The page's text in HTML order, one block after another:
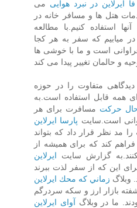
فا ایرلاین در نبرد هوایی می
هتل ها و مسافر خانه در
استفاده کنیم.با مطالعه
در میابیم که سفر به هر کجا
است و ما با خوشی ها
دیدگاهی متفاوت را در حوزه
همه قابل استفاده است.به
حال حرکت مسافرت برای هر
است.سایت پارسا ایرلاین
را مد نظر قرار داد که بتواند
کند که برای همیشه از
گزارش سایت ایرلاین
این که از سفر لذت ببرند
وبلاگ زماني كه محك ايرلاين
بازار ارز و سکه سردرگم
ما در وبلاگ آوای ایرلاین